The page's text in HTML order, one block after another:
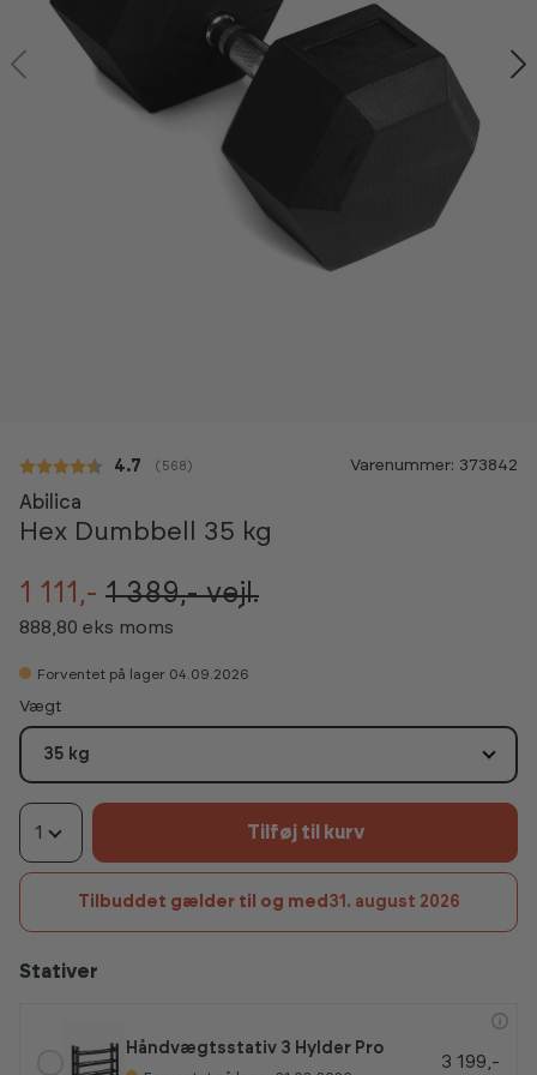
-20%
Gennemsnitlig vurdering:
4.7 ( stemmer:
568 ) Varenummer: 373842
Abilica
Hex Dumbbell 35 kg
1 111,- 1 389,-vejl.
888,80 eks moms
Forventet på lager 04.09.2026
Vælg
Vægt
35 kg
1 Tilføj til kurv
Tilbuddet gælder til og med 31. august 2026
Stativer
Håndvægtsstativ 3 Hylder Pro
3 199,-